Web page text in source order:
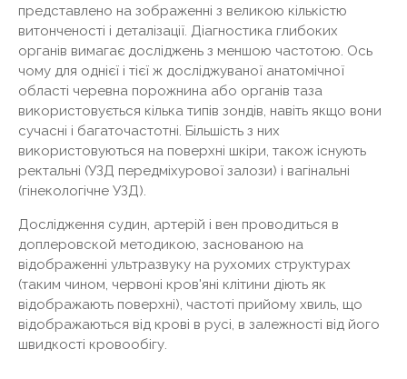
представлено на зображенні з великою кількістю
витонченості і деталізації. Діагностика глибоких
органів вимагає досліджень з меншою частотою. Ось
чому для однієї і тієї ж досліджуваної анатомічної
області черевна порожнина або органів таза
використовується кілька типів зондів, навіть якщо вони
сучасні і багаточастотні. Більшість з них
використовуються на поверхні шкіри, також існують
ректальні (УЗД передміхурової залози) і вагінальні
(гінекологічне УЗД).
Дослідження судин, артерій і вен проводиться в
доплеровской методикою, заснованою на
відображенні ультразвуку на рухомих структурах
(таким чином, червоні кров'яні клітини діють як
відображають поверхні), частоті прийому хвиль, що
відображаються від крові в русі, в залежності від його
швидкості кровообігу.